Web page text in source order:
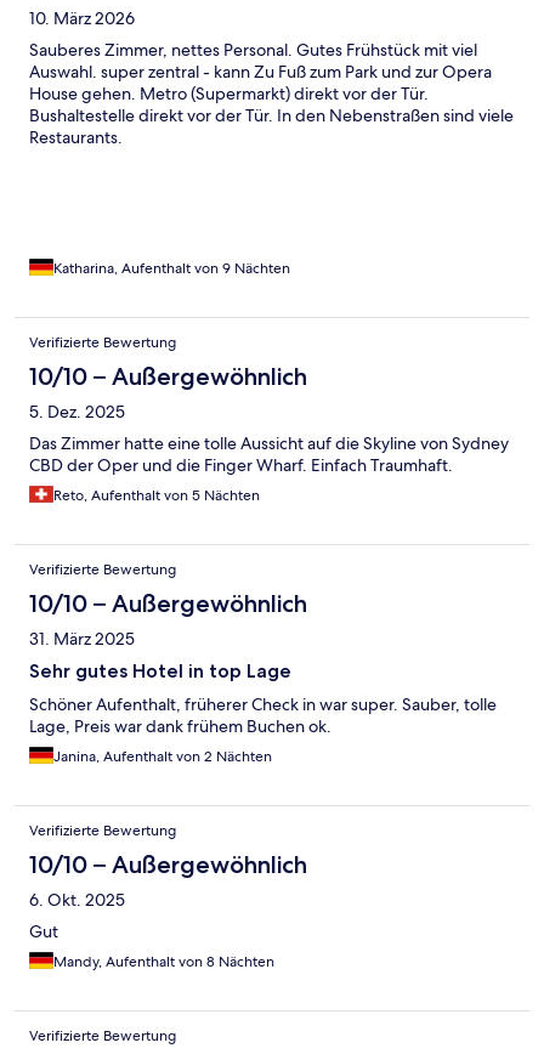
10. März 2026
Sauberes Zimmer, nettes Personal. Gutes Frühstück mit viel
Auswahl. super zentral - kann Zu Fuß zum Park und zur Opera
House gehen. Metro (Supermarkt) direkt vor der Tür.
Bushaltestelle direkt vor der Tür. In den Nebenstraßen sind viele
Restaurants.
Katharina, Aufenthalt von 9 Nächten
Verifizierte Bewertung
10/10 – Außergewöhnlich
5. Dez. 2025
Das Zimmer hatte eine tolle Aussicht auf die Skyline von Sydney
CBD der Oper und die Finger Wharf. Einfach Traumhaft.
Reto, Aufenthalt von 5 Nächten
Verifizierte Bewertung
10/10 – Außergewöhnlich
31. März 2025
Sehr gutes Hotel in top Lage
Schöner Aufenthalt, früherer Check in war super. Sauber, tolle
Lage, Preis war dank frühem Buchen ok.
Janina, Aufenthalt von 2 Nächten
Verifizierte Bewertung
10/10 – Außergewöhnlich
6. Okt. 2025
Gut
Mandy, Aufenthalt von 8 Nächten
Verifizierte Bewertung